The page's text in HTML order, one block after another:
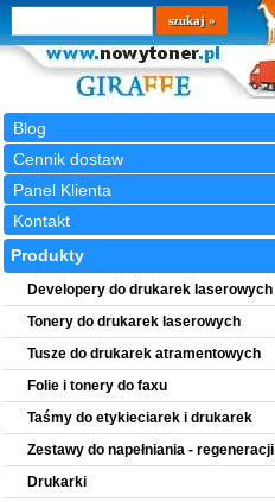
Blog
Cennik dostaw
Panel Klienta
Kontakt
Wyszukiwarka
szukaj
Produkty
Developery do drukarek laserowych
Tonery do drukarek laserowych
Tusze do drukarek atramentowych
Folie i tonery do faxu
Taśmy do etykieciarek i drukarek
Zestawy do napełniania - regeneracji
Drukarki